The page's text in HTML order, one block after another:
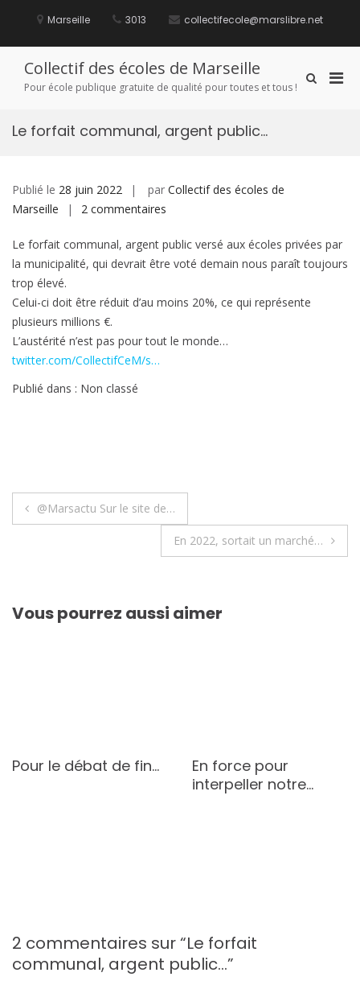
Marseille 3013 collectifecole@marslibre.net
Collectif des écoles de Marseille
Pour école publique gratuite de qualité pour toutes et tous !
Afficher
Le forfait communal, argent public…
Publié le 28 juin 2022 par Collectif des écoles de
Marseille
2 commentaires
forfait
communal,
public…
Le forfait communal, argent public versé aux écoles privées par
la municipalité, qui devrait être voté demain nous paraît toujours
trop élevé.
Celui-ci doit être réduit d’au moins 20%, ce qui représente
plusieurs millions €.
L’austérité n’est pas pour tout le monde…
twitter.com/CollectifCeM/s…
Publié dans : Non classé
Navigation
@Marsactu Sur le site de…
En 2022, sortait un marché…
Vous pourrez aussi aimer
Pour le débat de fin…
En force pour
interpeller notre…
2 commentaires sur “Le forfait
communal, argent public…”